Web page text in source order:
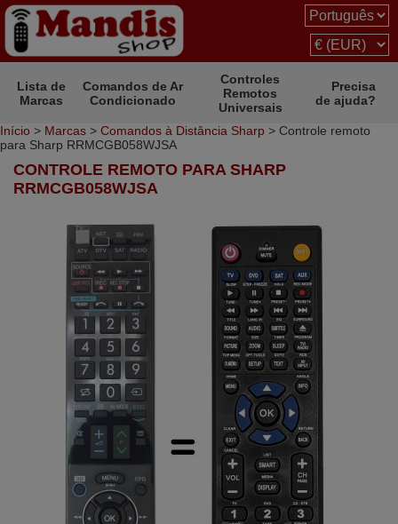
Lista de
Marcas
Comandos de Ar
Condicionado
Controles
Remotos
Universais
Precisa
de ajuda?
Início > Marcas > Comandos à Distância Sharp > Controle remoto
para Sharp RRMCGB058WJSA
CONTROLE REMOTO PARA SHARP
RRMCGB058WJSA